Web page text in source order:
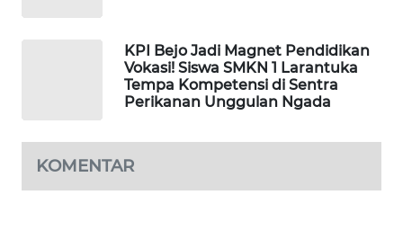
KPI Bejo Jadi Magnet Pendidikan
Vokasi! Siswa SMKN 1 Larantuka
Tempa Kompetensi di Sentra
Perikanan Unggulan Ngada
KOMENTAR
NEWS